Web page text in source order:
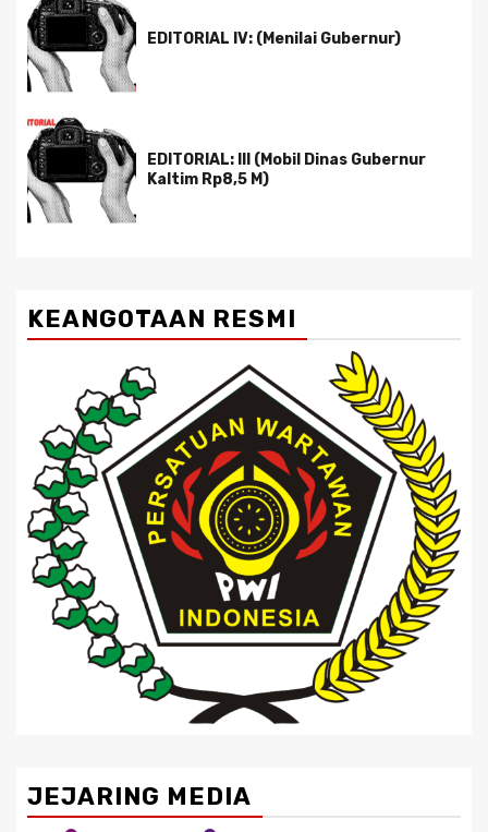
EDITORIAL IV: (Menilai Gubernur)
EDITORIAL: III (Mobil Dinas Gubernur
Kaltim Rp8,5 M)
KEANGOTAAN RESMI
JEJARING MEDIA